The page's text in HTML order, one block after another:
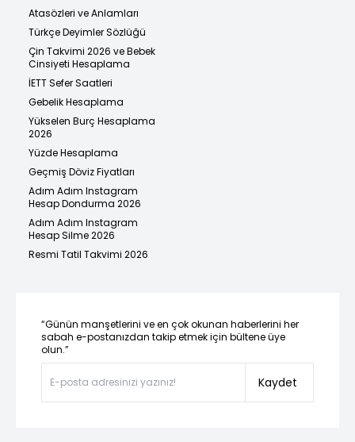
Atasözleri ve Anlamları
Türkçe Deyimler Sözlüğü
Çin Takvimi 2026 ve Bebek
Cinsiyeti Hesaplama
İETT Sefer Saatleri
Gebelik Hesaplama
Yükselen Burç Hesaplama
2026
Yüzde Hesaplama
Geçmiş Döviz Fiyatları
Adım Adım Instagram
Hesap Dondurma 2026
Adım Adım Instagram
Hesap Silme 2026
Resmi Tatil Takvimi 2026
“Günün manşetlerini ve en çok okunan haberlerini her
sabah e-postanızdan takip etmek için bültene üye
olun.”
Kaydet